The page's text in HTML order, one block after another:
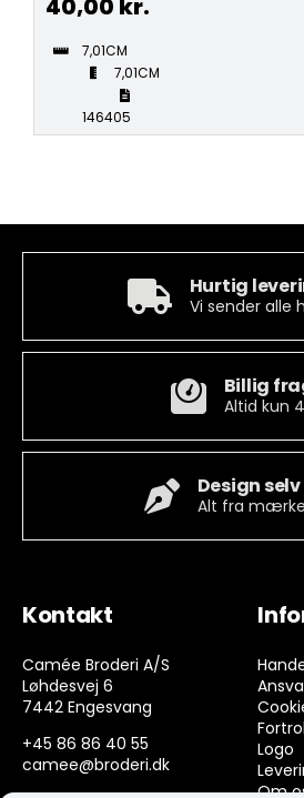
40,00 kr.
7,01CM
7,01CM
146405
Hurtig
Vi sender alle
Billig
Altid kun
Design selv
Alt fra
Kontakt
Camée Broderi A/S
Løhdesvej 6
7442 Engesvang
+45 86 86 40 55
camee@broderi.dk
Logo
Om